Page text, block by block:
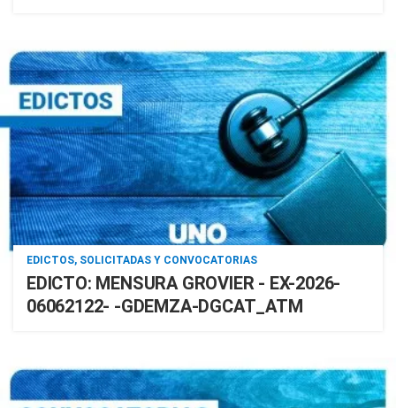
EDICTOS, SOLICITADAS Y CONVOCATORIAS
EDICTO: MENSURA GROVIER - EX-2026-
06062122- -GDEMZA-DGCAT_ATM